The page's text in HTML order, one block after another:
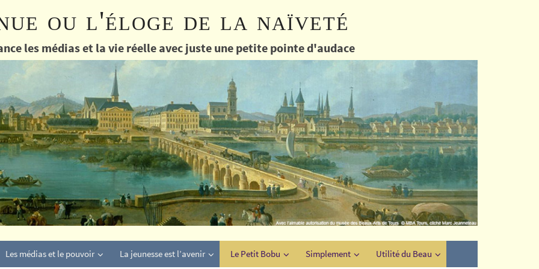
ou l'éloge de la naïveté
les médias et la vie réelle avec juste une petite pointe d'audace
Les médias et le pouvoir La jeunesse est l’avenir Le Petit Bobu Simplement Utilité du Beau